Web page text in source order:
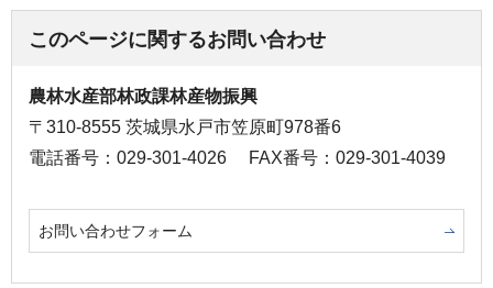
このページに関するお問い合わせ
農林水産部林政課林産物振興
〒310-8555 茨城県水戸市笠原町978番6
電話番号：029-301-4026
FAX番号：029-301-4039
お問い合わせフォーム